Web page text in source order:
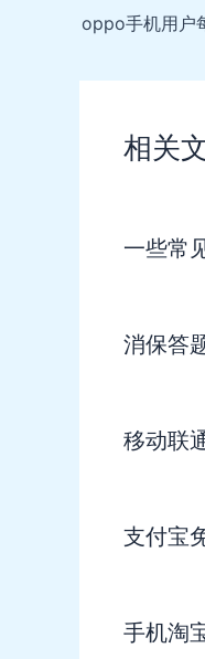
navigation
相关
一些常
消保答
移动联
支付宝
手机淘